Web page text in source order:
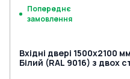
Попереднє
замовлення
Вхідні двері 1500x2100
Білий (RAL 9016) з двох